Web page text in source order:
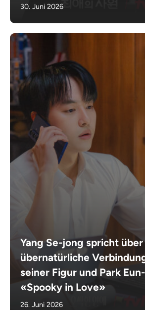
30. Juni 2026
Yang Se-jong spricht über
übernatürliche
seiner Figur und Park
«Spooky in Love»
26. Juni 2026